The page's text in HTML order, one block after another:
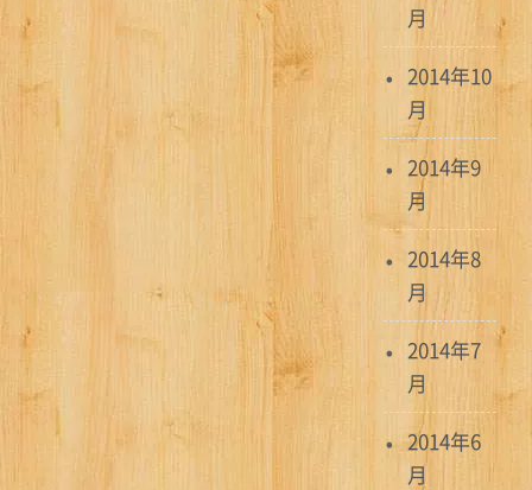
月
2014年10
月
2014年9
月
2014年8
月
2014年7
月
2014年6
月